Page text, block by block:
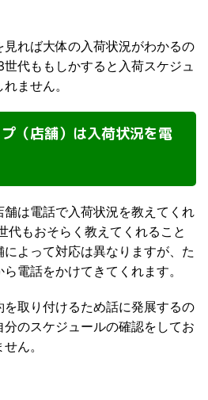
れば大体の入荷状況がわかるの
代ももしかすると入荷スケジュ
ません。
（店舗）は入荷状況を電
は電話で入荷状況を教えてくれ
代もおそらく教えてくれること
よって対応は異なりますが、た
電話をかけてきてくれます。
取り付けるため話に発展するの
のスケジュールの確認をしてお
ん。